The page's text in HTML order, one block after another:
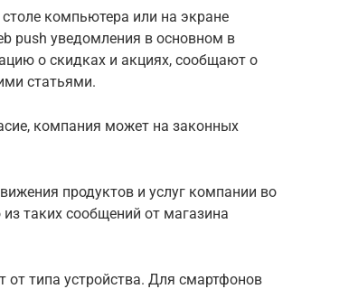
компьютера или на экране
push уведомления в основном в
о скидках и акциях, сообщают о
статьями.
компания может на законных
продуктов и услуг компании во
таких сообщений от магазина
типа устройства. Для смартфонов